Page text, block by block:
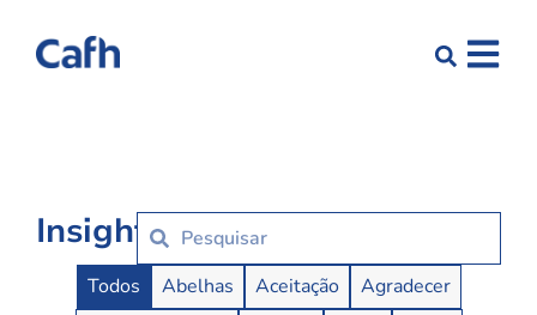
Insights
Insights Buttons
Todos Abelhas Aceitação
Agradecer